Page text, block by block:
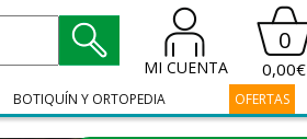
MI CUENTA
0
0,00€
BOTIQUÍN Y ORTOPEDIA OFERTAS